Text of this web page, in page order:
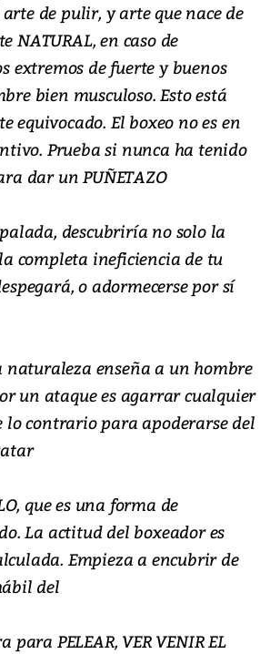
arte de pulir, y arte que nace de
NATURAL, en caso de
extremos de fuerte y buenos
bien musculoso. Esto está
equivocado. El boxeo no es en
Prueba si nunca ha tenido
dar un PUÑETAZO
descubriría no solo la
completa ineficiencia de tu
o adormecerse por sí
naturaleza enseña a un hombre
un ataque es agarrar cualquier
contrario para apoderarse del
que es una forma de
La actitud del boxeador es
Empieza a encubrir de
del
para PELEAR, VER VENIR EL